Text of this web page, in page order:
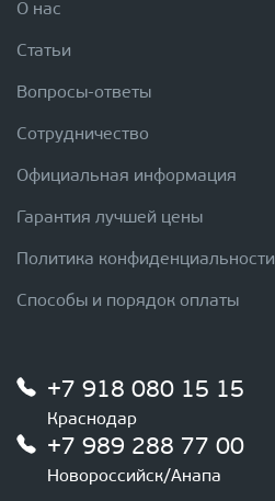
О нас
Статьи
Вопросы-ответы
Сотрудничество
Официальная информация
Гарантия лучшей цены
Политика конфиденциальности
Способы и порядок оплаты
+7 918 080 15 15
Краснодар
+7 989 288 77 00
Новороссийск/Анапа